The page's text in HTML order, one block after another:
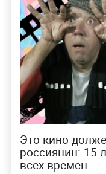
Это кино
россиянин: 15
всех времён